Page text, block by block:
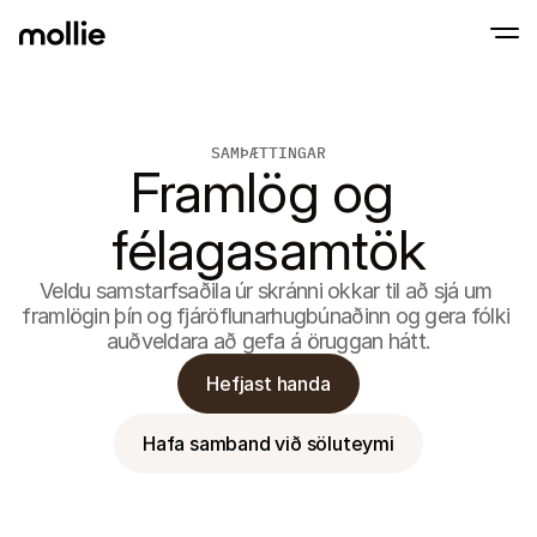
SAMÞÆTTINGAR
Framlög og
félagasamtök
Veldu samstarfsaðila úr skránni okkar til að sjá um
framlögin þín og fjáröflunarhugbúnaðinn og gera fólki
auðveldara að gefa á öruggan hátt.
Hefjast handa
Hafa samband við söluteymi
Snerta til að greiða á iPhone
Samþykktu snertingarlausar greiðslur
Lærðu meira
Samþykkja greiðslur
Samþykkja og
Greiðslur í eigin
Taktu við greiðslum
greiðslustöðvum og
Afgreiðsla
Bjóða upp á
sérsniðið að
Endurteknar
Safna endurteknum
Samstarfsaðilar